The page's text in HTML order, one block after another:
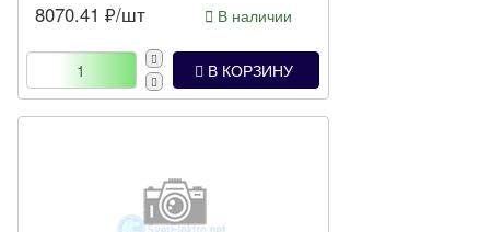
8070.41 ₽/шт В наличии
В КОРЗИНУ